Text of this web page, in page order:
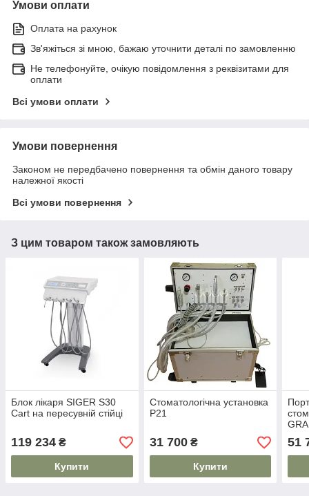
Умови оплати
Оплата на рахунок
Зв'яжіться зі мною, бажаю уточнити деталі по замовленню
Не телефонуйте, очікую повідомлення з реквізитами для
оплати
Всі умови оплати
Умови повернення
Законом не передбачено повернення та обмін даного товару
належної якості
Всі умови повернення
З цим товаром також замовляють
Блок лікаря SIGER S30
Cart на пересувній стійці
119 234 ₴
Купити
Стоматологічна установка
P21
31 700₴
Купити
51